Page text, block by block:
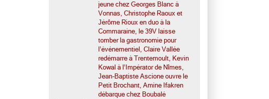
jeune chez Georges Blanc à
Vonnas, Christophe Raoux et
Jérôme Rioux en duo à la
Commaraine, le 39V laisse
tomber la gastronomie pour
l’événementiel, Claire Vallée
redémarre à Trentemoult, Kevin
Kowal à l’Impérator de Nîmes,
Jean-Baptiste Ascione ouvre le
Petit Brochant, Amine Ifakren
débarque chez Boubalé